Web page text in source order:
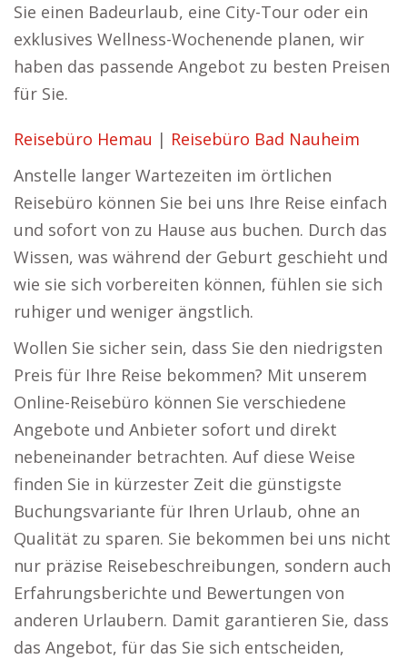
Sie einen Badeurlaub, eine City-Tour oder ein
exklusives Wellness-Wochenende planen, wir
haben das passende Angebot zu besten Preisen
für Sie.
Reisebüro Hemau | Reisebüro Bad Nauheim
Anstelle langer Wartezeiten im örtlichen
Reisebüro können Sie bei uns Ihre Reise einfach
und sofort von zu Hause aus buchen. Durch das
Wissen, was während der Geburt geschieht und
wie sie sich vorbereiten können, fühlen sie sich
ruhiger und weniger ängstlich.
Wollen Sie sicher sein, dass Sie den niedrigsten
Preis für Ihre Reise bekommen? Mit unserem
Online-Reisebüro können Sie verschiedene
Angebote und Anbieter sofort und direkt
nebeneinander betrachten. Auf diese Weise
finden Sie in kürzester Zeit die günstigste
Buchungsvariante für Ihren Urlaub, ohne an
Qualität zu sparen. Sie bekommen bei uns nicht
nur präzise Reisebeschreibungen, sondern auch
Erfahrungsberichte und Bewertungen von
anderen Urlaubern. Damit garantieren Sie, dass
das Angebot, für das Sie sich entscheiden,